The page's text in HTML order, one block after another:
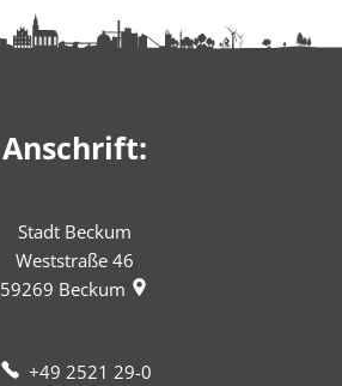
Anschrift:
Stadt Beckum
Weststraße 46
59269 Beckum
+49 2521 29-0